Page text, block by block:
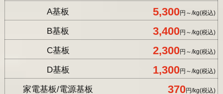
A基板 5,300円～/kg(税込)
B基板 3,400円～/kg(税込)
C基板 2,300円～/kg(税込)
D基板 1,300円～/kg(税込)
家電基板/電源基板 370円/kg(税込)